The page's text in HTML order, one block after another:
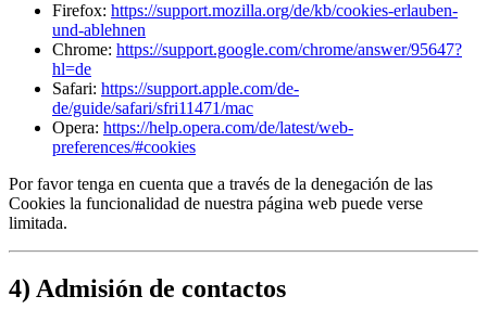
Firefox: https://support.mozilla.org/de/kb/cookies-erlauben-
und-ablehnen
Chrome: https://support.google.com/chrome/answer/95647?
hl=de
Safari: https://support.apple.com/de-
de/guide/safari/sfri11471/mac
Opera: https://help.opera.com/de/latest/web-
preferences/#cookies
Por favor tenga en cuenta que a través de la denegación de las
Cookies la funcionalidad de nuestra página web puede verse
limitada.
4) Admisión de contactos